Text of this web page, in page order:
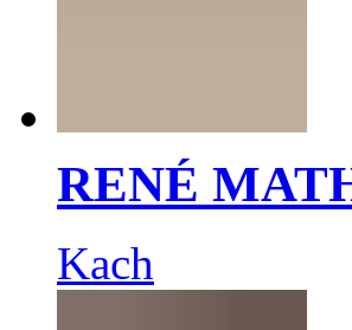
RENÉ
Kach